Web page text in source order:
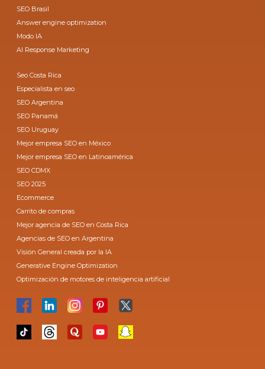
SEO Brasil
Answer engine optimization
Modo IA
AI Response Marketing
Seo Costa Rica
Especialista en seo
SEO Argentina
SEO Panamá
SEO Uruguay
Mejor empresa SEO en México
Mejor empresa SEO en Latinoamérica
SEO CDMX
SEO 2025
Ecommerce
Carrito de compras
Mejor agencia de SEO en Costa Rica
Agencias de SEO en Argentina
Visión General creada por la IA
Generative Engine Optimization
Optimización de motores de inteligencia artificial